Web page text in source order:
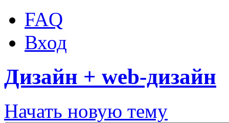
FAQ
Вход
Дизайн + web-дизайн
Начать новую тему